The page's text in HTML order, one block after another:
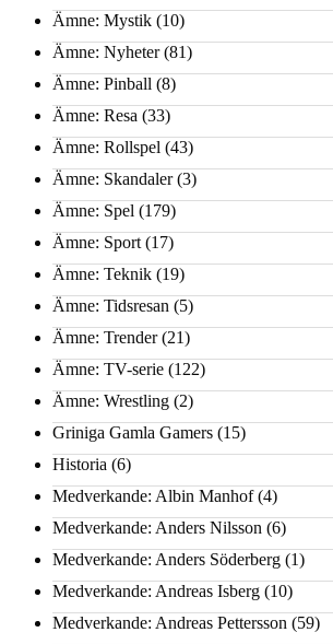
Ämne: Mystik (10)
Ämne: Nyheter(81)
Ämne: Pinball (8)
Ämne: Resa (33)
Ämne: Rollspel (43)
Ämne: Skandaler(3)
Ämne: Spel (179)
Ämne: Sport (17)
Ämne: Teknik (19)
Ämne: Tidsresan (5)
Ämne: Trender(21)
Ämne: TV-serie (122)
Ämne: Wrestling (2)
Griniga Gamla Gamers (15)
Historia (6)
Medverkande: Albin Manhof(4)
Medverkande: Anders Nilsson (6)
Medverkande: Anders Söderberg (1)
Medverkande: Andreas Isberg (10)
Medverkande: Andreas Pettersson (59)